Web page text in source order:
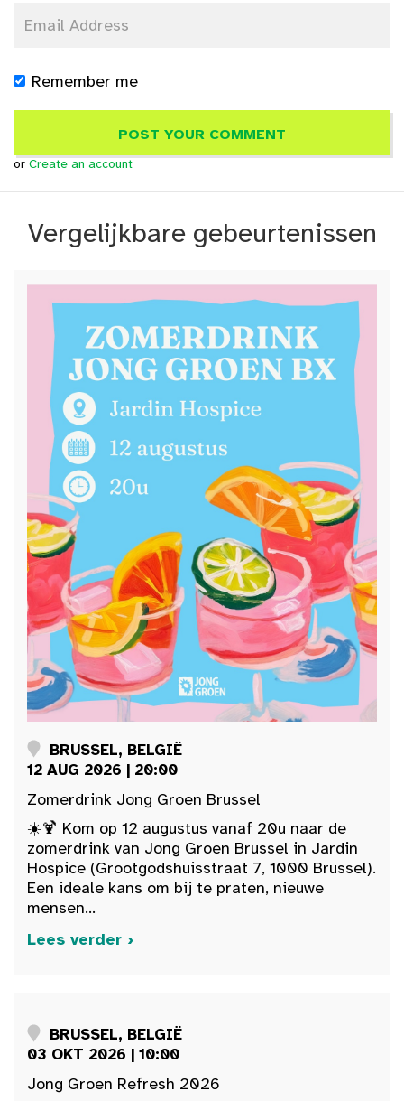
Remember me
or Create an account
Vergelijkbare gebeurtenissen
BRUSSEL, BELGIË
12 AUG 2026 | 20:00
Zomerdrink Jong Groen Brussel
☀️🍹 Kom op 12 augustus vanaf 20u naar de
zomerdrink van Jong Groen Brussel in Jardin
Hospice (Grootgodshuisstraat 7, 1000 Brussel).
Een ideale kans om bij te praten, nieuwe
mensen...
Lees verder ›
BRUSSEL, BELGIË
03 OKT 2026 | 10:00
Jong Groen Refresh 2026